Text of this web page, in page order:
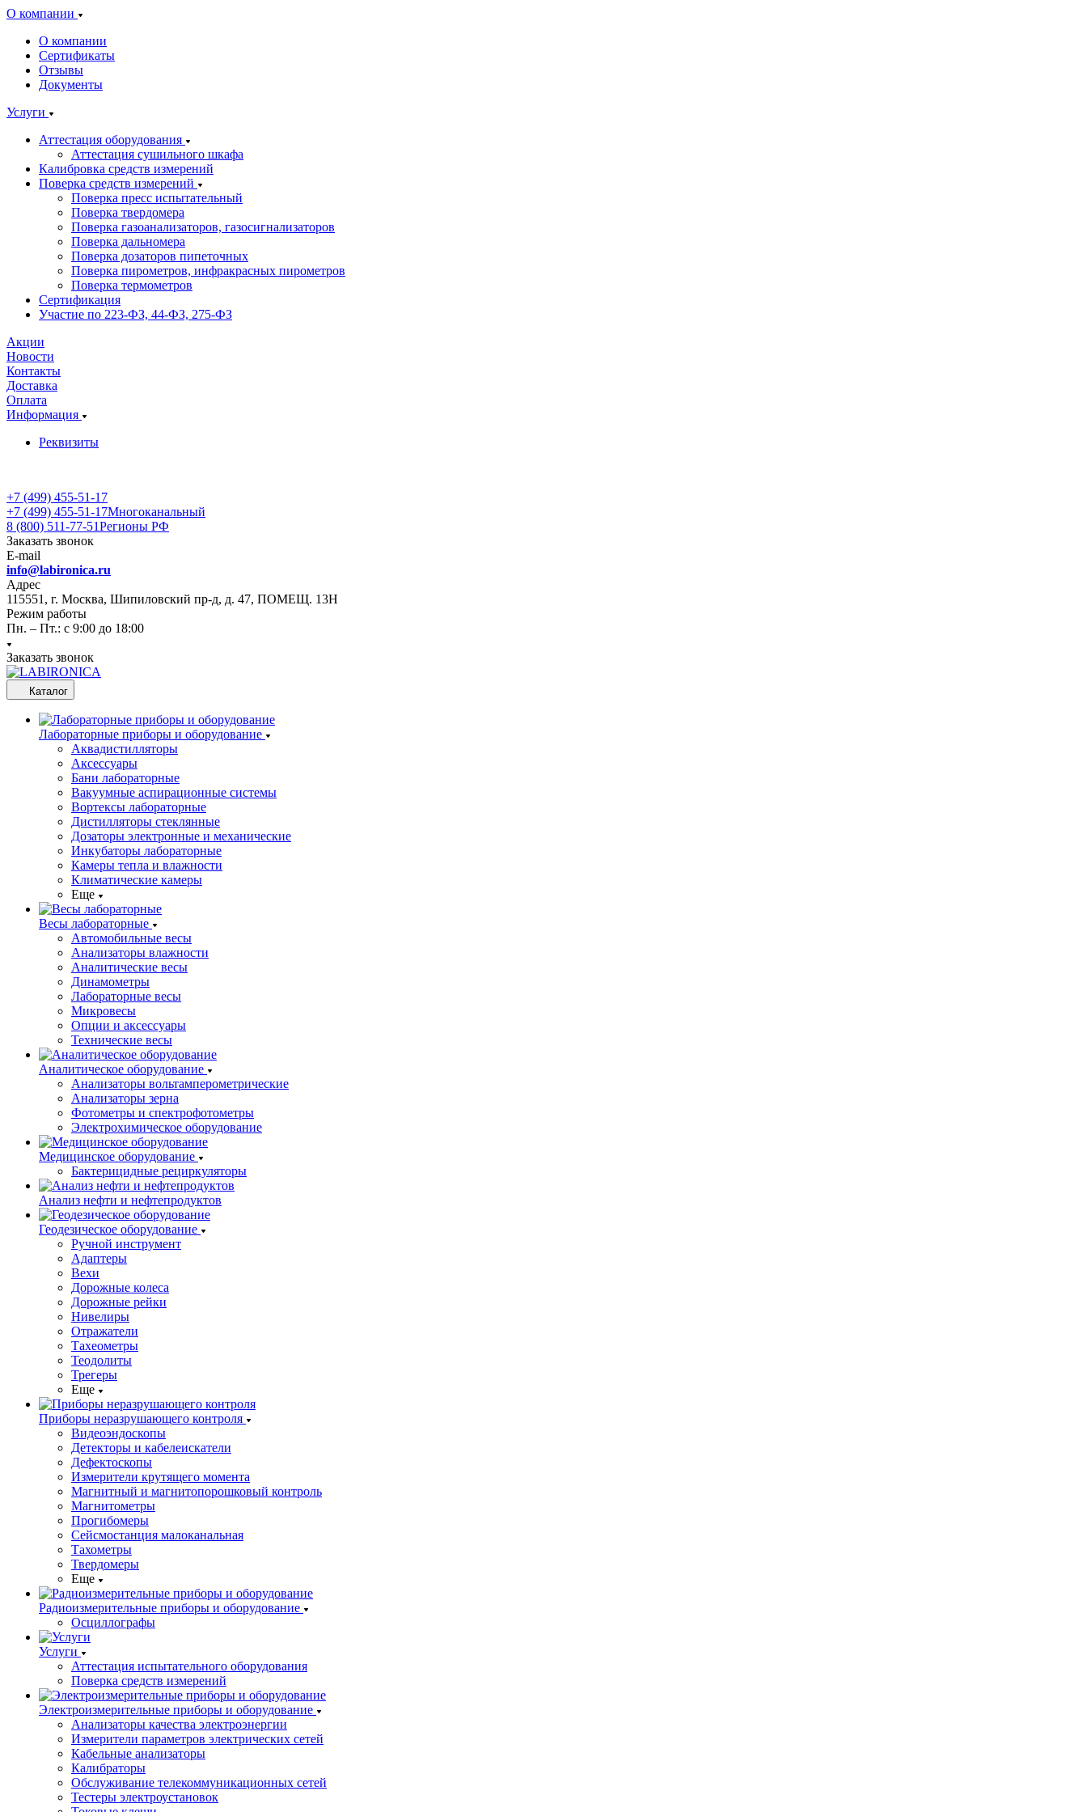
О компании
О компании
Сертификаты
Отзывы
Документы
Услуги
Аттестация оборудования
Аттестация сушильного шкафа
Калибровка средств измерений
Поверка средств измерений
Поверка пресс испытательный
Поверка твердомера
Поверка газоанализаторов, газосигнализаторов
Поверка дальномера
Поверка дозаторов пипеточных
Поверка пирометров, инфракрасных пирометров
Поверка термометров
Сертификация
Участие по 223-ФЗ, 44-ФЗ, 275-ФЗ
Акции
Новости
Контакты
Доставка
Оплата
Информация
Реквизиты
+7 (499) 455-51-17
+7 (499) 455-51-17Многоканальный
8 (800) 511-77-51Регионы РФ
Заказать звонок
E-mail
info@labironica.ru
Адрес
115551, г. Москва, Шипиловский пр-д, д. 47, ПОМЕЩ. 13Н
Режим работы
Пн. – Пт.: с 9:00 до 18:00
Заказать звонок
Каталог
Лабораторные приборы и оборудование
Аквадистилляторы
Аксессуары
Бани лабораторные
Вакуумные аспирационные системы
Вортексы лабораторные
Дистилляторы стеклянные
Дозаторы электронные и механические
Инкубаторы лабораторные
Камеры тепла и влажности
Климатические камеры
Еще
Весы лабораторные
Автомобильные весы
Анализаторы влажности
Аналитические весы
Динамометры
Лабораторные весы
Микровесы
Опции и аксессуары
Технические весы
Аналитическое оборудование
Анализаторы вольтамперометрические
Анализаторы зерна
Фотометры и спектрофотометры
Электрохимическое оборудование
Медицинское оборудование
Бактерицидные рециркуляторы
Анализ нефти и нефтепродуктов
Геодезическое оборудование
Ручной инструмент
Адаптеры
Вехи
Дорожные колеса
Дорожные рейки
Нивелиры
Отражатели
Тахеометры
Теодолиты
Трегеры
Еще
Приборы неразрушающего контроля
Видеоэндоскопы
Детекторы и кабелеискатели
Дефектоскопы
Измерители крутящего момента
Магнитный и магнитопорошковый контроль
Магнитометры
Прогибомеры
Сейсмостанция малоканальная
Тахометры
Твердомеры
Еще
Радиоизмерительные приборы и оборудование
Осциллографы
Услуги
Аттестация испытательного оборудования
Поверка средств измерений
Электроизмерительные приборы и оборудование
Анализаторы качества электроэнергии
Измерители параметров электрических сетей
Кабельные анализаторы
Калибраторы
Обслуживание телекоммуникационных сетей
Тестеры электроустановок